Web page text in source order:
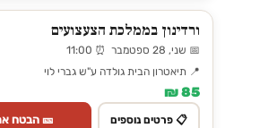
ורדינון בממלכת הצעצועים
📅 שני, 28 ספטמבר ⏰ 11:00
📍 תיאטרון הבית גולדה ע"ש גברי לוי
85 ₪
📋 פרטים נוספים 🎫 הבטח